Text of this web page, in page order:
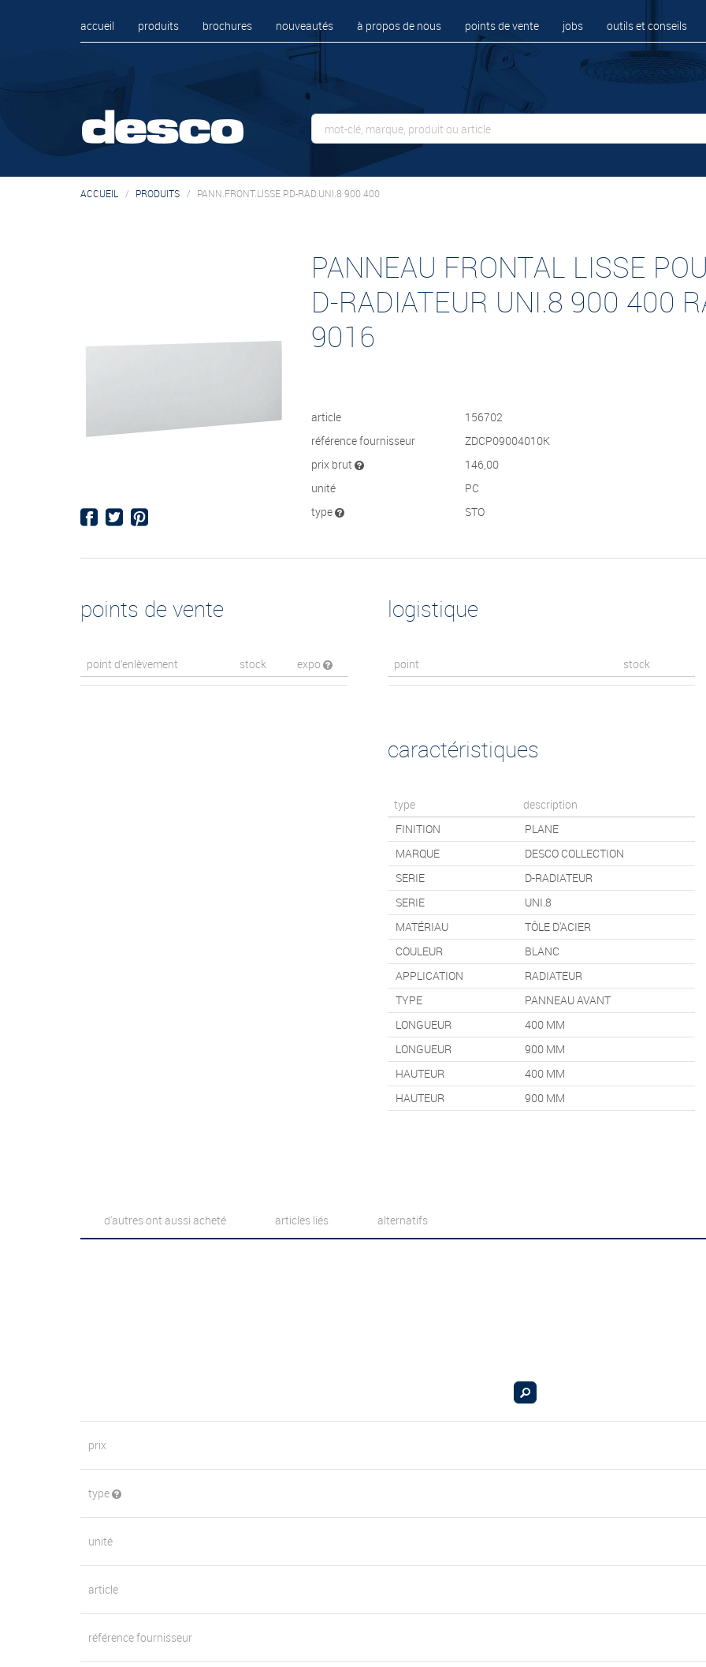
accueil produits brochures nouveautés à propos de nous points de vente jobs outils et conseils
ACCUEIL PRODUITS PANN.FRONT.LISSE P.D-RAD.UNI.8 900 400
PANNEAU FRONTAL LISSE
D-RADIATEUR UNI.8 900 400
9016
article
156702
référence fournisseur
ZDCP09004010K
prix brut
146,00
unité
PC
type
STO
points de vente
point d’enlèvement stock expo
logistique
point stock
caractéristiques
type
description
FINITION
PLANE
MARQUE
DESCO COLLECTION
SERIE
D-RADIATEUR
SERIE
UNI.8
MATÉRIAU
TÔLE D'ACIER
COULEUR
BLANC
APPLICATION
RADIATEUR
TYPE
PANNEAU AVANT
LONGUEUR
400 MM
LONGUEUR
900 MM
HAUTEUR
400 MM
HAUTEUR
900 MM
d'autres ont aussi acheté articles liés alternatifs
prix
type
unité
article
référence fournisseur